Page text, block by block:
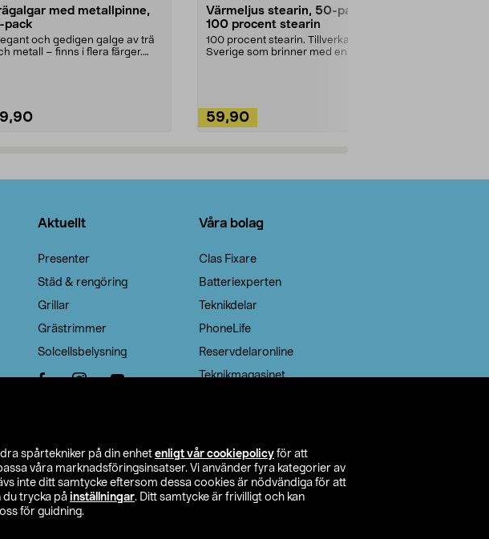
spårtekniker på din enhet enligt vår cookiepolicy för att
våra marknadsföringsinsatser. Vi använder fyra kategorier av
inte ditt samtycke eftersom dessa cookies är nödvändiga för att
du trycka på inställningar. Ditt samtycke är frivilligt och kan
för guidning.
med metallpinne,
pack
och gedigen galge av trä
metall – finns i flera färger.
Värmeljus stearin, 50-pack,
100 procent stearin
100 procent stearin. Tillverkade i
Sverige som brinner med en
59,90
Aktuellt
Presenter
Städ & rengöring
Grillar
Grästrimmer
Solcellsbelysning
Våra bolag
Clas Fixare
Batteriexperten
Teknikdelar
PhoneLife
Reservdelaronline
Teknikmagasinet